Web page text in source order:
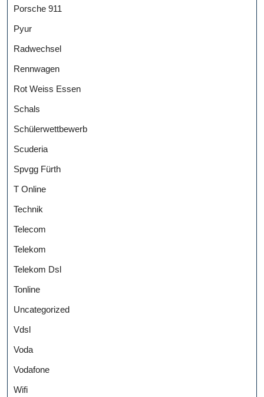
Porsche 911
Pyur
Radwechsel
Rennwagen
Rot Weiss Essen
Schals
Schülerwettbewerb
Scuderia
Spvgg Fürth
T Online
Technik
Telecom
Telekom
Telekom Dsl
Tonline
Uncategorized
Vdsl
Voda
Vodafone
Wifi